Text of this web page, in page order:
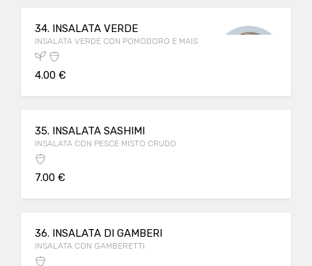
34. INSALATA VERDE
INSALATA VERDE CON POMODORO E MAIS
4.00 €
35. INSALATA SASHIMI
INSALATA CON PESCE MISTO CRUDO
7.00 €
36. INSALATA DI GAMBERI
INSALATA CON GAMBERETTI